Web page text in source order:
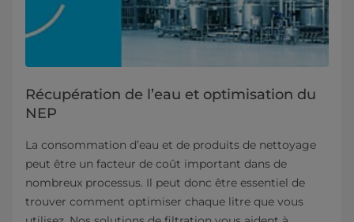
Récupération de l’eau et optimisation du
NEP
La consommation d’eau et de produits de nettoyage
peut être un facteur de coût important dans de
nombreux processus. Il peut donc être essentiel de
trouver comment optimiser chaque litre que vous